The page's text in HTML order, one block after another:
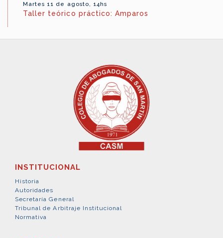
Martes 11 de agosto, 14hs
Taller teórico práctico: Amparos
INSTITUCIONAL
Historia
Autoridades
Secretaría General
Tribunal de Arbitraje Institucional
Normativa